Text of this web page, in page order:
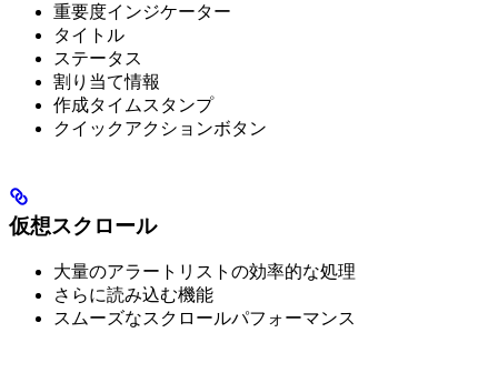
重要度インジケーター
タイトル
ステータス
割り当て情報
作成タイムスタンプ
クイックアクションボタン
仮想スクロール
大量のアラートリストの効率的な処理
さらに読み込む機能
スムーズなスクロールパフォーマンス